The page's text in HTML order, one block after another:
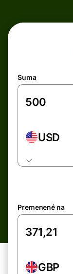
Suma
USD
Premenené na
GBP